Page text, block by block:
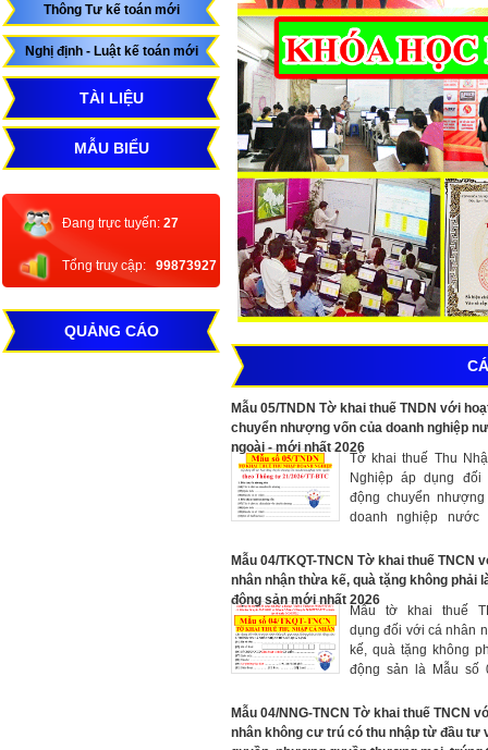
Thông Tư kế toán mới
Nghị định - Luật kế toán mới
TÀI LIỆU
MẪU BIỂU
Đang trực tuyến: 27
Tổng truy cập: 99873927
QUẢNG CÁO
Mẫu 05/TNDN Tờ khai thuế TNDN với
chuyển nhượng vốn của doanh nghiệp
ngoài - mới nhất 2026
Tờ khai thuế Thu
Nghiệp áp dụng đối
động chuyển
doanh nghiệp nước
theo Thông tư số 21/
BTC ngày 17 tháng 3
của Bộ trưởng Bộ Tài
Mẫu 04/TKQT-TNCN Tờ khai thuế TNCN
nhân nhận thừa kế, quà tặng không phải
động sản mới nhất 2026
Mẫu tờ khai thuế
dụng đối với cá nhân
kế, quà tặng không
động sản là Mẫu số
Thông tư số 80/
mẫu bị sửa đổi bổ
Mẫu 04/NNG-TNCN Tờ khai thuế TNCN
nhân không cư trú có thu nhập từ đầu tư